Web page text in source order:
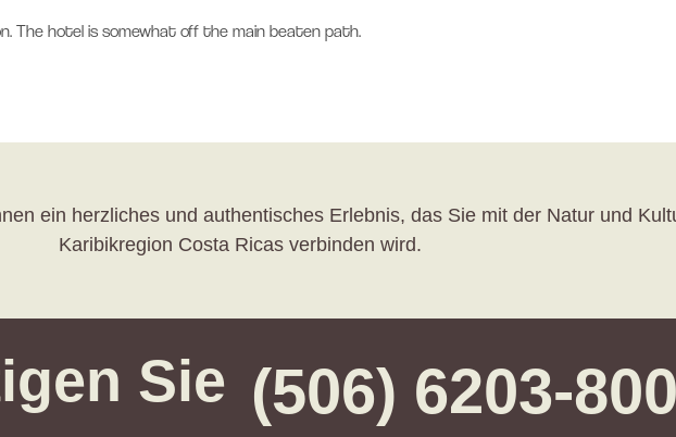
The hotel is somewhat off the main beaten path.
ein herzliches und authentisches Erlebnis, das Sie mit der Natur und
Karibikregion Costa Ricas verbinden wird.
Sie (506) 6203-